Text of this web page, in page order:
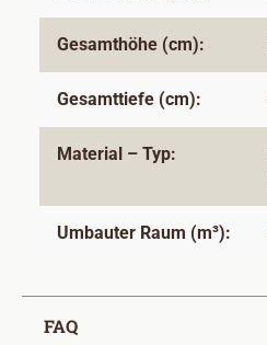
Gesamthöhe (cm):
Gesamttiefe (cm):
Material – Typ:
Umbauter Raum (m³):
FAQ